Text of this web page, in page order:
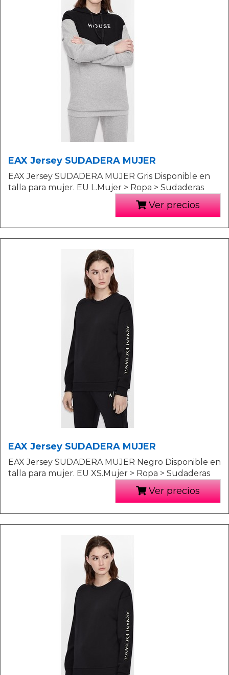
EAX Jersey SUDADERA MUJER
EAX Jersey SUDADERA MUJER Gris Disponible en
talla para mujer. EU L.Mujer > Ropa > Sudaderas
Ver precios
EAX Jersey SUDADERA MUJER
EAX Jersey SUDADERA MUJER Negro Disponible en
talla para mujer. EU XS.Mujer > Ropa > Sudaderas
Ver precios